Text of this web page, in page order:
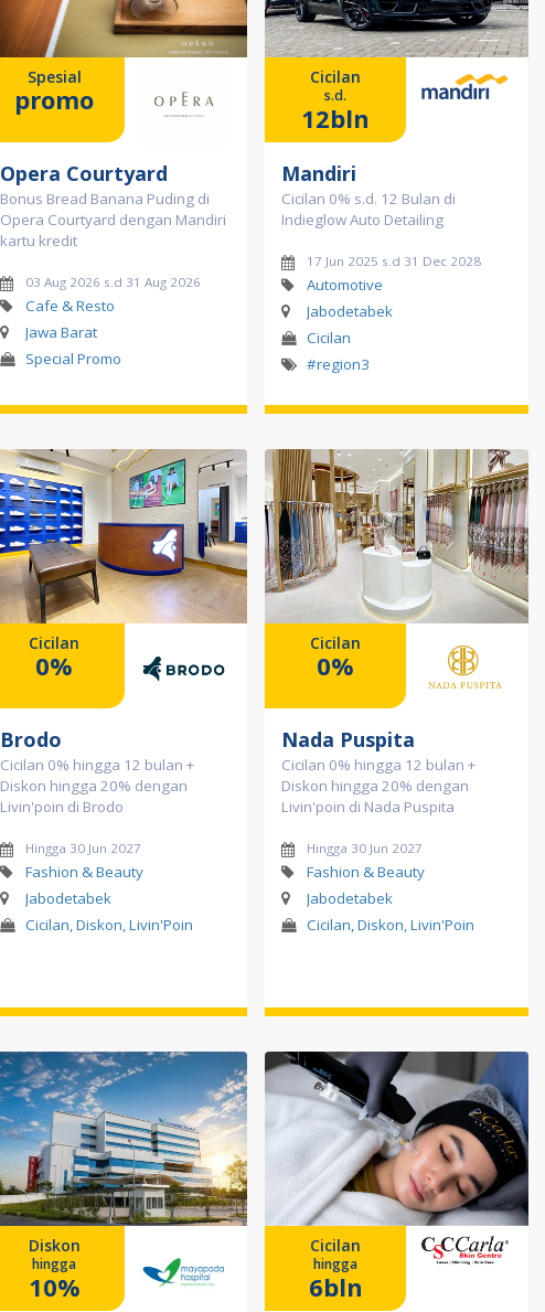
Spesial
promo
Opera Courtyard
Bonus Bread Banana Puding di
Opera Courtyard dengan Mandiri
kartu kredit
03 Aug 2026 s.d 31 Aug 2026
Cafe & Resto
Jawa Barat
Special Promo
Cicilan
s.d.
12bln
Mandiri
Cicilan 0% s.d. 12 Bulan di
Indieglow Auto Detailing
17 Jun 2025 s.d 31 Dec 2028
Automotive
Jabodetabek
Cicilan
#region3
Cicilan
0%
Brodo
Cicilan 0% hingga 12 bulan +
Diskon hingga 20% dengan
Livin'poin di Brodo
Hingga 30 Jun 2027
Fashion & Beauty
Jabodetabek
Cicilan, Diskon, Livin'Poin
Cicilan
0%
Nada Puspita
Cicilan 0% hingga 12 bulan +
Diskon hingga 20% dengan
Livin'poin di Nada Puspita
Hingga 30 Jun 2027
Fashion & Beauty
Jabodetabek
Cicilan, Diskon, Livin'Poin
Diskon
hingga
10%
Cicilan
hingga
6bln